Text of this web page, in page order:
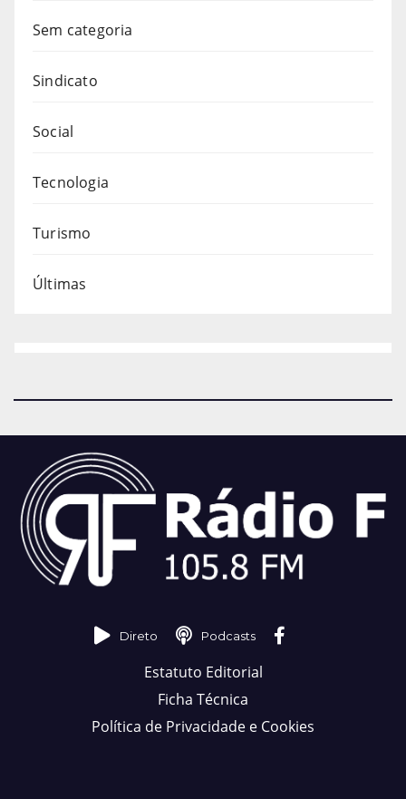
Sem categoria
Sindicato
Social
Tecnologia
Turismo
Últimas
Direto Podcasts
Estatuto Editorial
Ficha Técnica
Política de Privacidade e Cookies